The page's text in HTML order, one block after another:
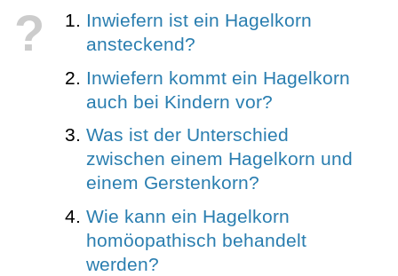
?
Inwiefern ist ein Hagelkorn
ansteckend?
Inwiefern kommt ein Hagelkorn
auch bei Kindern vor?
Was ist der Unterschied
zwischen einem Hagelkorn und
einem Gerstenkorn?
Wie kann ein Hagelkorn
homöopathisch behandelt
werden?